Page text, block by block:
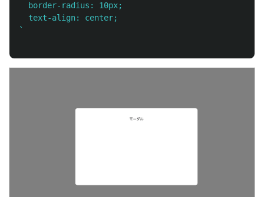
  border-radius: 10px;
  text-align: center;
`